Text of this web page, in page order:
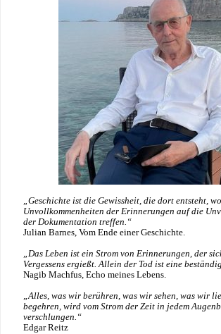
„Geschichte ist die Gewissheit, die dort entsteht,
Unvollkommenheiten der Erinnerungen auf die
der Dokumentation treffen.“
Julian Barnes, Vom Ende einer Geschichte.
„Das Leben ist ein Strom von Erinnerungen, der
Vergessens ergießt. Allein der Tod ist eine
Nagib Machfus, Echo meines Lebens.
„Alles, was wir berühren, was wir sehen, was wir
begehren, wird vom Strom der Zeit in jedem
verschlungen.“
Edgar Reitz